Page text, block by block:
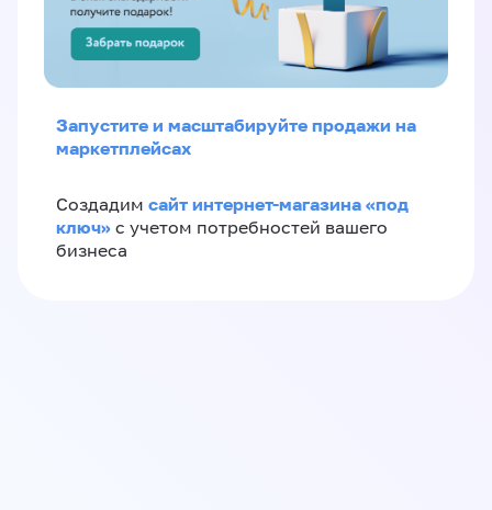
Запустите и масштабируйте продажи на
маркетплейсах
Создадим сайт интернет-магазина «под
ключ» с учетом потребностей вашего
бизнеса